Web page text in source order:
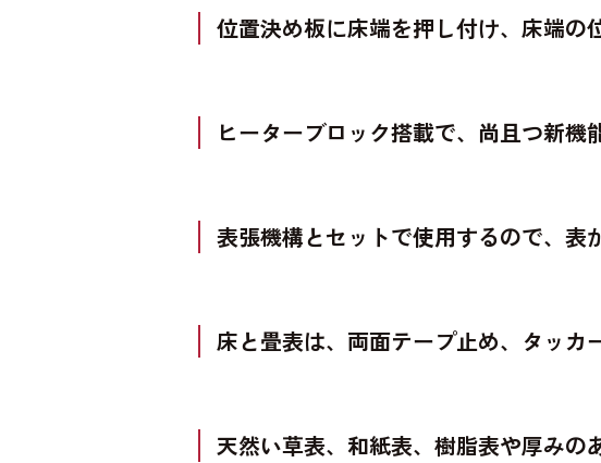
位置決め板に床端を押し付け、床端の
ヒーターブロック搭載で、尚且つ新機
表張機構とセットで使用するので、表
床と畳表は、両面テープ止め、タッカ
天然い草表、和紙表、樹脂表や厚みの